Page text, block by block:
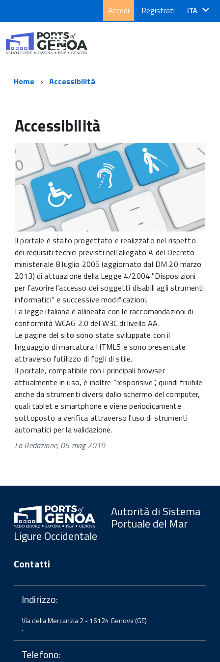
Accedi Registrati Lingua
ITA
Home Accessibilità
Accessibilità
Il portale è stato progettato e realizzato nel rispetto
dei requisiti tecnici previsti nell'allegato A del Decreto
ministeriale 8 luglio 2005 (aggiornato dal DM 20 marzo
2013) di attuazione della Legge 4/2004 "Disposizioni
per favorire l'accesso dei soggetti disabili agli strumenti
informatici" e successive modificazioni.
La legge italiana è allineata con le raccomandazioni di
conformità WCAG 2.0 del W3C di livello AA.
Le pagine del sito sono state sviluppate con il
linguaggio di marcatura HTML5 e sono presentate
attraverso l'utilizzo di fogli di stile.
Il portale, compatibile con i principali browser
attualmente in uso, è inoltre “responsive”, quindi fruibile
anche da strumenti diversi dallo schermo del computer,
quali tablet e smartphone e viene periodicamente
sottoposto a verifica attraverso l'uso di strumenti
automatici per la validazione.
La Redazione, 05 mag 2019
Autorità di Sistema
Portuale del Mar
Ligure Occidentale
Contatti
Indirizzo:
Via della Mercanzia 2 - 16124 Genova (GE)
.
Telefono: